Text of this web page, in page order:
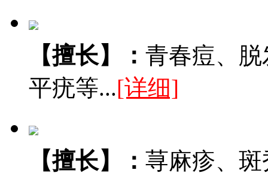
【擅长】： 青春痘、
平疣等...[详细]
【擅长】： 荨麻疹、